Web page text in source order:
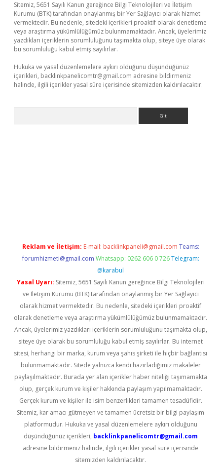
Sitemiz, 5651 Sayılı Kanun gereğince Bilgi Teknolojileri ve İletişim
Kurumu (BTK) tarafından onaylanmış bir Yer Sağlayıcı olarak hizmet
vermektedir. Bu nedenle, sitedeki içerikleri proaktif olarak denetleme
veya araştırma yükümlülüğümüz bulunmamaktadır. Ancak, üyelerimiz
yazdıkları içeriklerin sorumluluğunu taşımakta olup, siteye üye olarak
bu sorumluluğu kabul etmiş sayılırlar.
Hukuka ve yasal düzenlemelere aykırı olduğunu düşündüğünüz
içerikleri, backlinkpanelicomtr@gmail.com adresine bildirmeniz
halinde, ilgili içerikler yasal süre içerisinde sitemizden kaldırılacaktır.
Reklam ve İletişim: E-mail: backlinkpaneli@gmail.com Teams:
forumhizmeti@gmail.com Whatsapp: 0262 606 0 726 Telegram:
@karabul
Yasal Uyarı: Sitemiz, 5651 Sayılı Kanun gereğince Bilgi Teknolojileri
ve İletişim Kurumu (BTK) tarafından onaylanmış bir Yer Sağlayıcı
olarak hizmet vermektedir. Bu nedenle, sitedeki içerikleri proaktif
olarak denetleme veya araştırma yükümlülüğümüz bulunmamaktadır.
Ancak, üyelerimiz yazdıkları içeriklerin sorumluluğunu taşımakta olup,
siteye üye olarak bu sorumluluğu kabul etmiş sayılırlar. Bu internet
sitesi, herhangi bir marka, kurum veya şahıs şirketi ile hiçbir bağlantısı
bulunmamaktadır. Sitede yalnızca kendi hazırladığımız makaleler
paylaşılmaktadır. Burada yer alan içerikler haber niteliği taşımamakta
olup, gerçek kurum ve kişiler hakkında paylaşım yapılmamaktadır.
Gerçek kurum ve kişiler ile isim benzerlikleri tamamen tesadüfidir.
Sitemiz, kar amacı gütmeyen ve tamamen ücretsiz bir bilgi paylaşım
platformudur. Hukuka ve yasal düzenlemelere aykırı olduğunu
düşündüğünüz içerikleri, backlinkpanelicomtr@gmail.com
adresine bildirmeniz halinde, ilgili içerikler yasal süre içerisinde
sitemizden kaldırılacaktır.